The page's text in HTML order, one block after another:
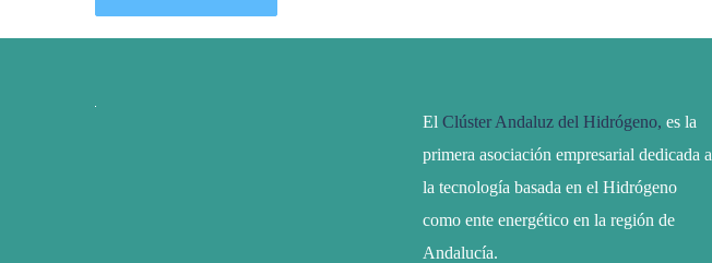
El Clúster Andaluz del Hidrógeno, es la
primera asociación empresarial dedicada a
la tecnología basada en el Hidrógeno
como ente energético en la región de
Andalucía.